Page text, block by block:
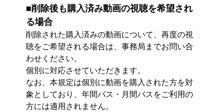
■削除後も購入済み動画の視聴を希望され
る場合
削除された購入済みの動画について、再度の視
聴をご希望される場合は、事務局までお問い合
わせください。
個別に対応させていただきます。
なお、本規定は個別に動画を購入された方を対
象としており、年間パス・月間パスをご利用の
方には適用されません。